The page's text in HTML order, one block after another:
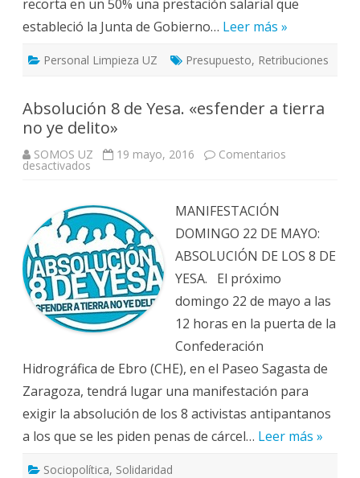
recorta en un 50% una prestación salarial que
estableció la Junta de Gobierno… Leer más »
Personal Limpieza UZ Presupuesto, Retribuciones
Absolución 8 de Yesa. «esfender a tierra
no ye delito»
SOMOS UZ 19 mayo, 2016 Comentarios
desactivados
Yesa.
«esfender
a
tierra
no
ye
delito»
MANIFESTACIÓN
DOMINGO 22 DE MAYO:
ABSOLUCIÓN DE LOS 8 DE
YESA. El próximo
domingo 22 de mayo a las
12 horas en la puerta de la
Confederación
Hidrográfica de Ebro (CHE), en el Paseo Sagasta de
Zaragoza, tendrá lugar una manifestación para
exigir la absolución de los 8 activistas antipantanos
a los que se les piden penas de cárcel… Leer más »
Sociopolítica, Solidaridad